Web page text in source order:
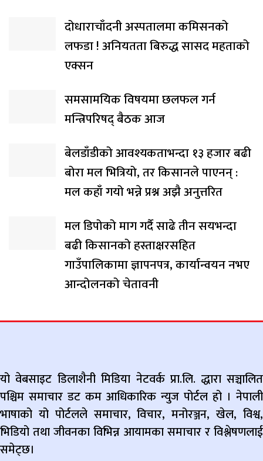
दोधाराचाँदनी अस्पतालमा कमिसनको
लफडा ! अनियतता बिरुद्ध सासद महताको
एक्सन
समसामयिक विषयमा छलफल गर्न
मन्त्रिपरिषद् बैठक आज
बेलडाँडीको आवश्यकताभन्दा १३ हजार बढी
बोरा मल भित्रियो, तर किसानले पाएनन् :
मल कहाँ गयो भन्ने प्रश्न अझै अनुत्तरित
मल डिपोको माग गर्दै साढे तीन सयभन्दा
बढी किसानको हस्ताक्षरसहित
गाउँपालिकामा ज्ञापनपत्र, कार्यान्वयन नभए
आन्दोलनको चेतावनी
यो वेबसाइट डिलाशैनी मिडिया नेटवर्क प्रा.लि. द्धारा सञ्चालित
पश्चिम समाचार डट कम आधिकारिक न्युज पोर्टल हो । नेपाली
भाषाको यो पोर्टलले समाचार, विचार, मनोरञ्जन, खेल, विश्व,
भिडियो तथा जीवनका विभिन्न आयामका समाचार र विश्लेषणलाई
समेट्छ।